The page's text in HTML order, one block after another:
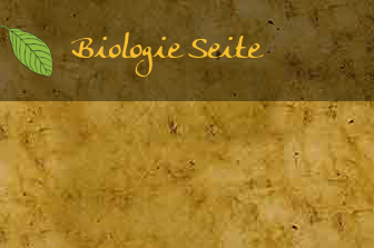
Biologie Seite